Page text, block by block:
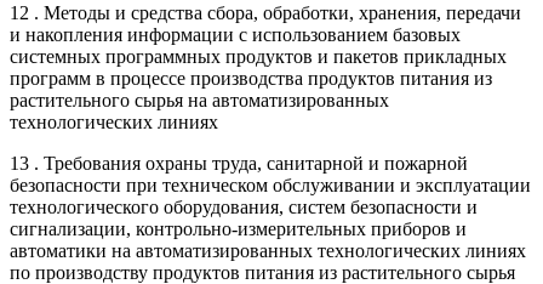
12 . Методы и средства сбора, обработки, хранения, передачи
и накопления информации с использованием базовых
системных программных продуктов и пакетов прикладных
программ в процессе производства продуктов питания из
растительного сырья на автоматизированных
технологических линиях
13 . Требования охраны труда, санитарной и пожарной
безопасности при техническом обслуживании и эксплуатации
технологического оборудования, систем безопасности и
сигнализации, контрольно-измерительных приборов и
автоматики на автоматизированных технологических линиях
по производству продуктов питания из растительного сырья